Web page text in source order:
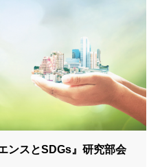
ンスとSDGs』研究部会